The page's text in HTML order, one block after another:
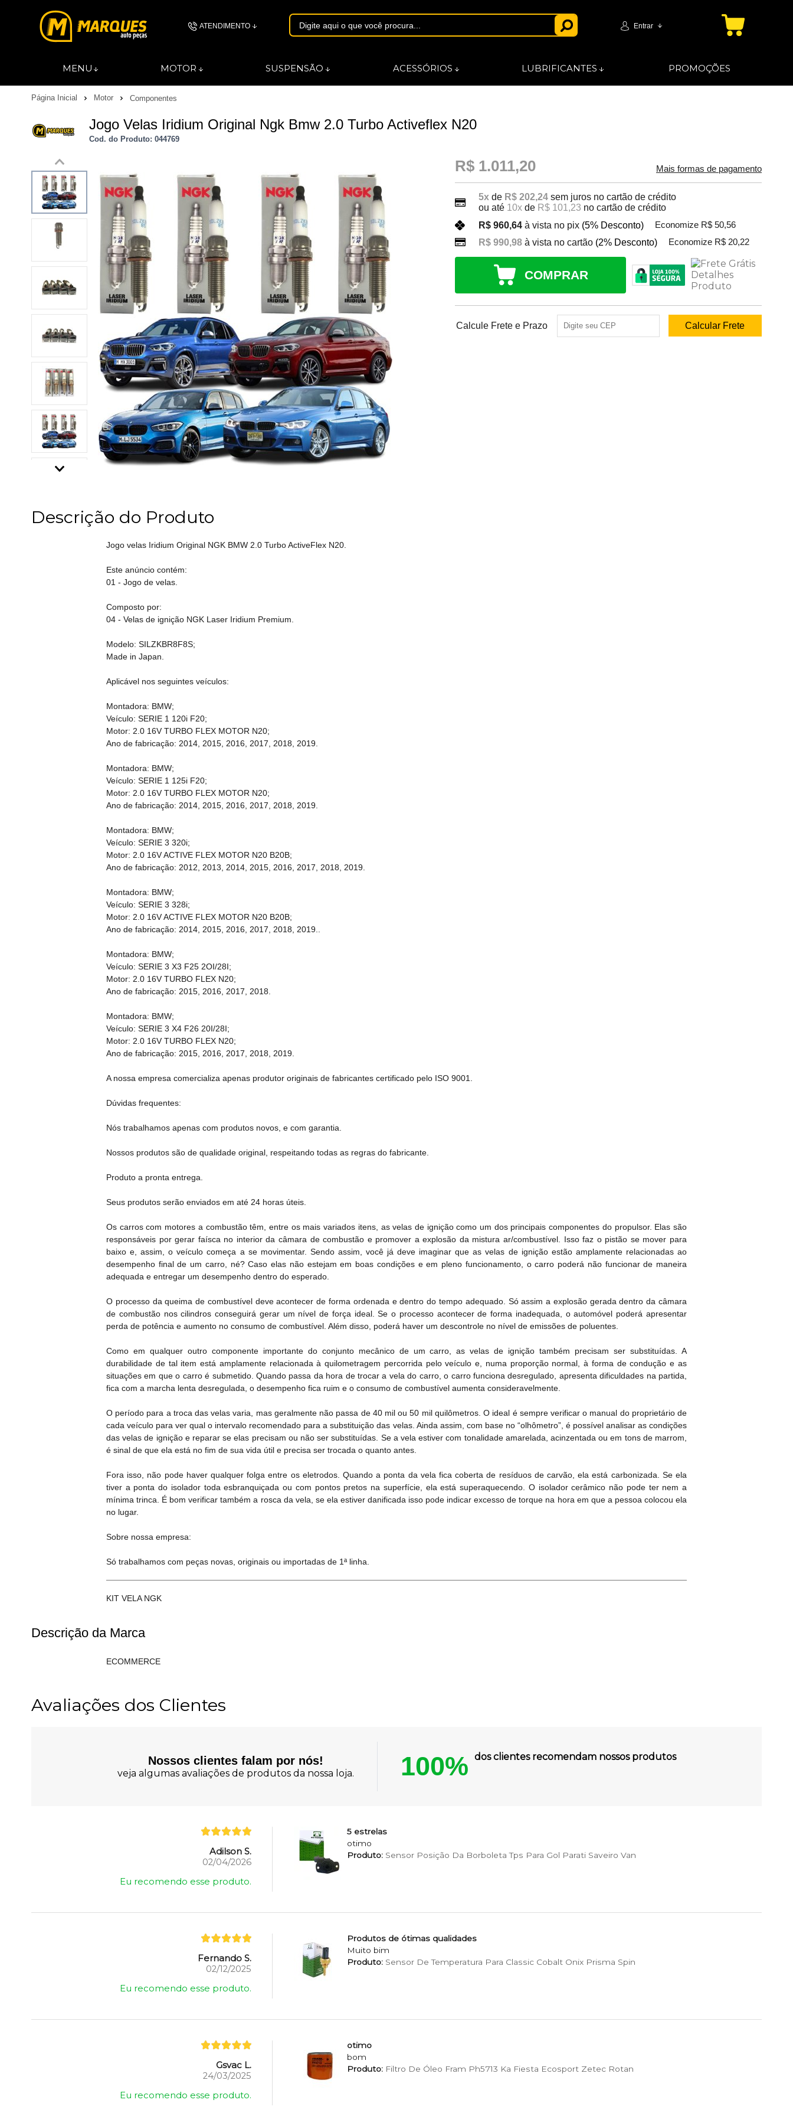
ATENDIMENTO Entrar
MENU MOTOR SUSPENSÃO ACESSÓRIOS LUBRIFICANTES PROMOÇÕES
Página Inicial Motor Componentes
Jogo Velas Iridium Original Ngk Bmw 2.0 Turbo Activeflex N20
Cod. do Produto: 044769
R$ 1.011,20 Mais formas de pagamento
5x de R$ 202,24 sem juros no cartão de crédito
ou até 10x de R$ 101,23 no cartão de crédito
R$ 960,64à vista no pix (5% Desconto) Economize R$ 50,56
R$ 990,98à vista no cartão (2% Desconto) Economize R$ 20,22
COMPRAR
Calcule Frete e Prazo
Descrição do Produto
Jogo velas Iridium Original NGK BMW 2.0 Turbo ActiveFlex N20.
Este anúncio contém:
01 - Jogo de velas.
Composto por:
04 - Velas de ignição NGK Laser Iridium Premium.
Modelo: SILZKBR8F8S;
Made in Japan.
Aplicável nos seguintes veículos:
Montadora: BMW;
Veículo: SERIE 1 120i F20;
Motor: 2.0 16V TURBO FLEX MOTOR N20;
Ano de fabricação: 2014, 2015, 2016, 2017, 2018, 2019.
Montadora: BMW;
Veículo: SERIE 1 125i F20;
Motor: 2.0 16V TURBO FLEX MOTOR N20;
Ano de fabricação: 2014, 2015, 2016, 2017, 2018, 2019.
Montadora: BMW;
Veículo: SERIE 3 320i;
Motor: 2.0 16V ACTIVE FLEX MOTOR N20 B20B;
Ano de fabricação: 2012, 2013, 2014, 2015, 2016, 2017, 2018, 2019.
Montadora: BMW;
Veículo: SERIE 3 328i;
Motor: 2.0 16V ACTIVE FLEX MOTOR N20 B20B;
Ano de fabricação: 2014, 2015, 2016, 2017, 2018, 2019..
Montadora: BMW;
Veículo: SERIE 3 X3 F25 2OI/28I;
Motor: 2.0 16V TURBO FLEX N20;
Ano de fabricação: 2015, 2016, 2017, 2018.
Montadora: BMW;
Veículo: SERIE 3 X4 F26 20I/28I;
Motor: 2.0 16V TURBO FLEX N20;
Ano de fabricação: 2015, 2016, 2017, 2018, 2019.
A nossa empresa comercializa apenas produtor originais de fabricantes certificado pelo ISO 9001.
Dúvidas frequentes:
Nós trabalhamos apenas com produtos novos, e com garantia.
Nossos produtos são de qualidade original, respeitando todas as regras do fabricante.
Produto a pronta entrega.
Seus produtos serão enviados em até 24 horas úteis.
Os carros com motores a combustão têm, entre os mais variados itens, as velas de ignição como um dos principais componentes do propulsor. Elas são
responsáveis por gerar faísca no interior da câmara de combustão e promover a explosão da mistura ar/combustível. Isso faz o pistão se mover para
baixo e, assim, o veículo começa a se movimentar. Sendo assim, você já deve imaginar que as velas de ignição estão amplamente relacionadas ao
desempenho final de um carro, né? Caso elas não estejam em boas condições e em pleno funcionamento, o carro poderá não funcionar de maneira
adequada e entregar um desempenho dentro do esperado.
O processo da queima de combustível deve acontecer de forma ordenada e dentro do tempo adequado. Só assim a explosão gerada dentro da câmara
de combustão nos cilindros conseguirá gerar um nível de força ideal. Se o processo acontecer de forma inadequada, o automóvel poderá apresentar
perda de potência e aumento no consumo de combustível. Além disso, poderá haver um descontrole no nível de emissões de poluentes.
Como em qualquer outro componente importante do conjunto mecânico de um carro, as velas de ignição também precisam ser substituídas. A
durabilidade de tal item está amplamente relacionada à quilometragem percorrida pelo veículo e, numa proporção normal, à forma de condução e as
situações em que o carro é submetido. Quando passa da hora de trocar a vela do carro, o carro funciona desregulado, apresenta dificuldades na partida,
fica com a marcha lenta desregulada, o desempenho fica ruim e o consumo de combustível aumenta consideravelmente.
O período para a troca das velas varia, mas geralmente não passa de 40 mil ou 50 mil quilômetros. O ideal é sempre verificar o manual do proprietário de
cada veículo para ver qual o intervalo recomendado para a substituição das velas. Ainda assim, com base no “olhômetro”, é possível analisar as condições
das velas de ignição e reparar se elas precisam ou não ser substituídas. Se a vela estiver com tonalidade amarelada, acinzentada ou em tons de marrom,
é sinal de que ela está no fim de sua vida útil e precisa ser trocada o quanto antes.
Fora isso, não pode haver qualquer folga entre os eletrodos. Quando a ponta da vela fica coberta de resíduos de carvão, ela está carbonizada. Se ela
tiver a ponta do isolador toda esbranquiçada ou com pontos pretos na superfície, ela está superaquecendo. O isolador cerâmico não pode ter nem a
mínima trinca. É bom verificar também a rosca da vela, se ela estiver danificada isso pode indicar excesso de torque na hora em que a pessoa colocou ela
no lugar.
Sobre nossa empresa:
Só trabalhamos com peças novas, originais ou importadas de 1ª linha.
KIT VELA NGK
Descrição da Marca
ECOMMERCE
Avaliações dos Clientes
Nossos clientes falam por nós!
veja algumas avaliações de produtos da nossa loja. 100% dos clientes recomendam nossos produtos
Adilson S.
02/04/2026
Eu recomendo esse produto.
5 estrelas
otimo
Produto:Sensor Posição Da Borboleta Tps Para Gol Parati Saveiro Van
Fernando S.
02/12/2025
Eu recomendo esse produto.
Produtos de ótimas qualidades
Muito bim
Produto:Sensor De Temperatura Para Classic Cobalt Onix Prisma Spin
Gsvac L.
24/03/2025
Eu recomendo esse produto.
otimo
bom
Produto:Filtro De Óleo Fram Ph5713 Ka Fiesta Ecosport Zetec Rotan